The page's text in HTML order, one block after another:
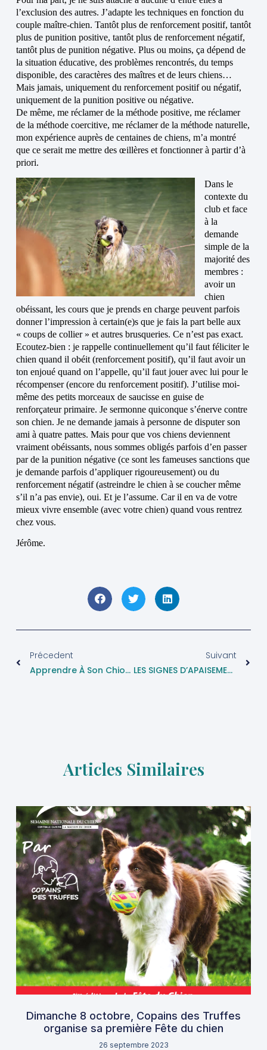
l’exclusion des autres. J’adapte les techniques en fonction du
couple maître-chien. Tantôt plus de renforcement positif, tantôt
plus de punition positive, tantôt plus de renforcement négatif,
tantôt plus de punition négative. Plus ou moins, ça dépend de
la situation éducative, des problèmes rencontrés, du temps
disponible, des caractères des maîtres et de leurs chiens…
Mais jamais, uniquement du renforcement positif ou négatif,
uniquement de la punition positive ou négative.
De même, me réclamer de la méthode positive, me réclamer
de la méthode coercitive, me réclamer de la méthode naturelle,
mon expérience auprès de centaines de chiens, m’a montré
que ce serait me mettre des œillères et fonctionner à partir d’à
priori.
Dans le
contexte du
club et face
à la
demande
simple de la
majorité des
membres :
avoir un
chien
obéissant, les cours que je prends en charge peuvent parfois
donner l’impression à certain(e)s que je fais la part belle aux
« coups de collier » et autres brusqueries. Ce n’est pas exact.
Ecoutez-bien : je rappelle continuellement qu’il faut féliciter le
chien quand il obéit (renforcement positif), qu’il faut avoir un
ton enjoué quand on l’appelle, qu’il faut jouer avec lui pour le
récompenser (encore du renforcement positif). J’utilise moi-
même des petits morceaux de saucisse en guise de
renforçateur primaire. Je sermonne quiconque s’énerve contre
son chien. Je ne demande jamais à personne de disputer son
ami à quatre pattes. Mais pour que vos chiens deviennent
vraiment obéissants, nous sommes obligés parfois d’en passer
par de la punition négative (ce sont les fameuses sanctions que
je demande parfois d’appliquer rigoureusement) ou du
renforcement négatif (astreindre le chien à se coucher même
s’il n’a pas envie), oui. Et je l’assume. Car il en va de votre
mieux vivre ensemble (avec votre chien) quand vous rentrez
chez vous.
Jérôme.
Précedent
Apprendre À Son Chiot À Ne Pas Mordre
Suivant
LES SIGNES D’APAISEMENT – L’ART DE LA SURVIE
Articles Similaires
Dimanche 8 octobre, Copains des Truffes
organise sa première Fête du chien
26 septembre 2023